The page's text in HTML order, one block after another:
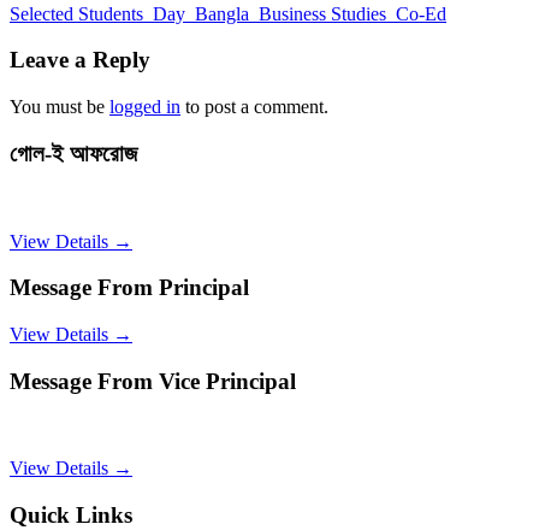
Selected Students_Day_Bangla_Business Studies_Co-Ed
Leave a Reply
You must be logged in to post a comment.
গোল-ই আফরোজ
View Details →
Message From Principal
View Details →
Message From Vice Principal
View Details →
Quick Links